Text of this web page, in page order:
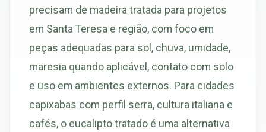
precisam de madeira tratada para projetos
em Santa Teresa e região, com foco em
peças adequadas para sol, chuva, umidade,
maresia quando aplicável, contato com solo
e uso em ambientes externos. Para cidades
capixabas com perfil serra, cultura italiana e
cafés, o eucalipto tratado é uma alternativa